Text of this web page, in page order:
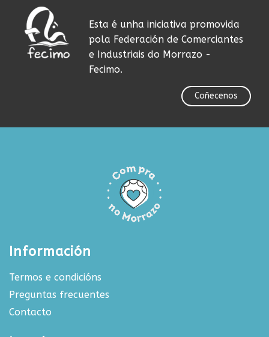
Esta é unha iniciativa promovida
pola Federación de Comerciantes
e Industriais do Morrazo -
Fecimo.
Coñecenos
Información
Termos e condicións
Preguntas frecuentes
Contacto